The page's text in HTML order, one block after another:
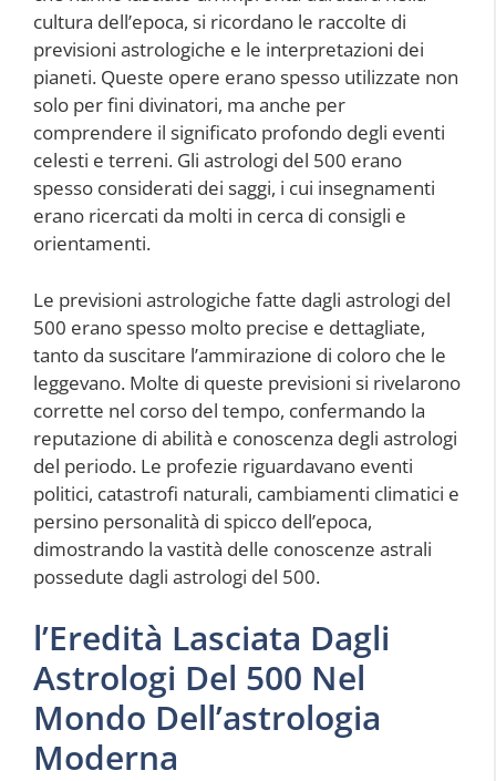
cultura dell’epoca, si ricordano le raccolte di
previsioni astrologiche e le interpretazioni dei
pianeti. Queste opere erano spesso utilizzate non
solo per fini divinatori, ma anche per
comprendere il significato profondo degli eventi
celesti e terreni. Gli astrologi del 500 erano
spesso considerati dei saggi, i cui insegnamenti
erano ricercati da molti in cerca di consigli e
orientamenti.
Le previsioni astrologiche fatte dagli astrologi del
500 erano spesso molto precise e dettagliate,
tanto da suscitare l’ammirazione di coloro che le
leggevano. Molte di queste previsioni si rivelarono
corrette nel corso del tempo, confermando la
reputazione di abilità e conoscenza degli astrologi
del periodo. Le profezie riguardavano eventi
politici, catastrofi naturali, cambiamenti climatici e
persino personalità di spicco dell’epoca,
dimostrando la vastità delle conoscenze astrali
possedute dagli astrologi del 500.
l’Eredità Lasciata Dagli
Astrologi Del 500 Nel
Mondo Dell’astrologia
Moderna